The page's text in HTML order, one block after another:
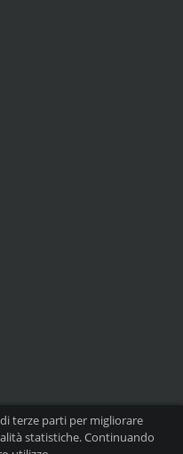
terze parti per migliorare
statistiche. Continuando